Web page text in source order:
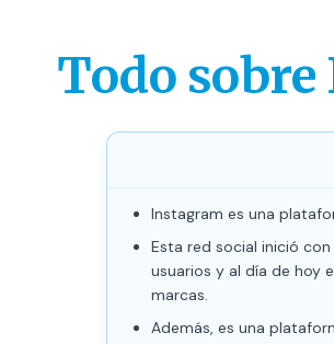
Todo sobre
Instagram es una
Esta red social inició
usuarios y al día de hoy
marcas.
Además, es una